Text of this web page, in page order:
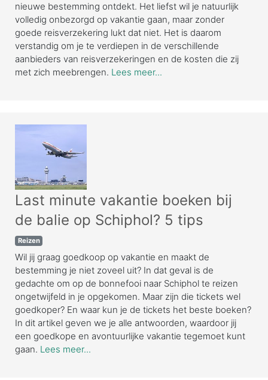
nieuwe bestemming ontdekt. Het liefst wil je natuurlijk
volledig onbezorgd op vakantie gaan, maar zonder
goede reisverzekering lukt dat niet. Het is daarom
verstandig om je te verdiepen in de verschillende
aanbieders van reisverzekeringen en de kosten die zij
met zich meebrengen. Lees meer...
Last minute vakantie boeken bij
de balie op Schiphol? 5 tips
Reizen
Wil jij graag goedkoop op vakantie en maakt de
bestemming je niet zoveel uit? In dat geval is de
gedachte om op de bonnefooi naar Schiphol te reizen
ongetwijfeld in je opgekomen. Maar zijn die tickets wel
goedkoper? En waar kun je de tickets het beste boeken?
In dit artikel geven we je alle antwoorden, waardoor jij
een goedkope en avontuurlijke vakantie tegemoet kunt
gaan. Lees meer...